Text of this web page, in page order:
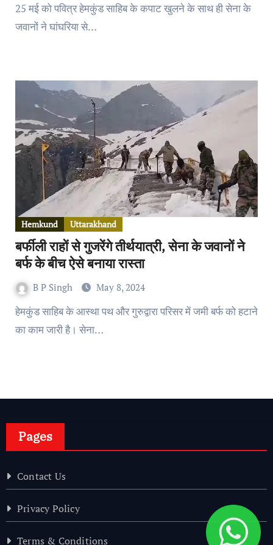
25 मई को पवित्र हेमकुंड साहिब के कपाट खुलने के साथ ही सेना के
जवानों ने घांघरिया से…
Hemkund Uttarakhand
बर्फीली राहों से गुजरेंगे तीर्थयात्री, सेना के जवानों ने
बर्फ के बीच ऐसे बनाया रास्ता
B P Singh May 8, 2024
हेमकुंड साहिब के आस्था पथ और गुरुद्वारा परिसर में जमी बर्फ को हटाने
का काम जारी है। सेना…
Pages
Contact Us
Privacy Policy
Terms & Conditions